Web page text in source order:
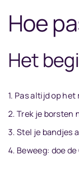
Hoe
Het
Pas altijd op het
Trek je borsten
Stel je bandjes
Beweeg: doe